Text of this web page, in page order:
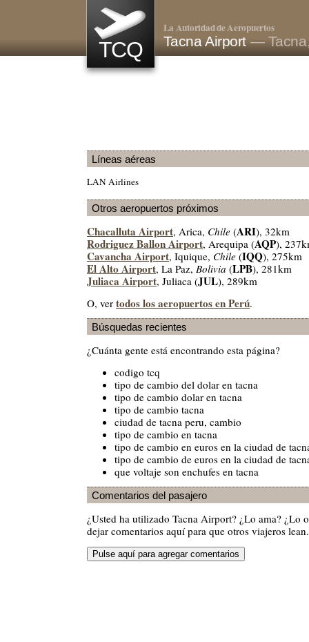
TCQ
La Autoridad de Aeropuertos
Tacna Airport —
Líneas aéreas
LAN Airlines
Otros aeropuertos próximos
Chacalluta Airport, Arica, Chile (ARI), 32km
Rodriguez Ballon Airport, Arequipa (AQP),
Cavancha Airport, Iquique, Chile (IQQ), 275km
El Alto Airport, La Paz, Bolivia (LPB), 281km
Juliaca Airport, Juliaca (JUL), 289km
O, ver todos los aeropuertos en Perú.
Búsquedas recientes
¿Cuánta gente está encontrando esta página?
codigo tcq
tipo de cambio del dolar en tacna
tipo de cambio dolar en tacna
tipo de cambio tacna
ciudad de tacna peru, cambio
tipo de cambio en tacna
tipo de cambio en euros en la ciudad de
tipo de cambio de euros en la ciudad de
que voltaje son enchufes en tacna
Comentarios del pasajero
¿Usted ha utilizado Tacna Airport? ¿Lo ama? ¿Lo
dejar comentarios aquí para que otros viajeros lean.